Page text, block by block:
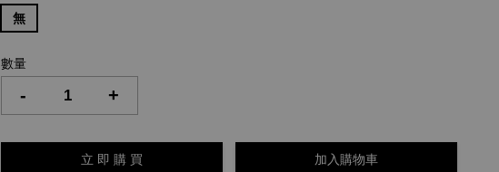
無
數量
- +
立 即 購 買 加入購物車